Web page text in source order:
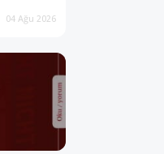
04 Ağu 2026